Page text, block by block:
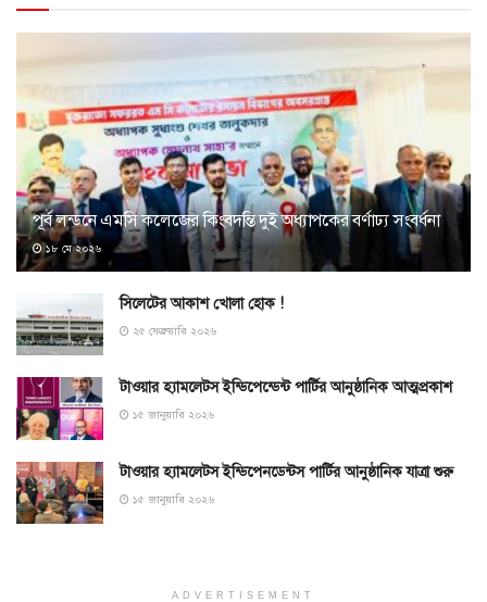
পূর্ব লন্ডনে এমসি কলেজের কিংবদন্তি দুই অধ্যাপকের বর্ণাঢ্য সংবর্ধনা
১৮ মে ২০২৬
সিলেটের আকাশ খোলা হোক !
২৫ ফেব্রুয়ারি ২০২৬
টাওয়ার হ্যামলেটস ইন্ডিপেন্ডেন্ট পার্টির আনুষ্ঠানিক আত্মপ্রকাশ
১৫ জানুয়ারি ২০২৬
টাওয়ার হ্যামলেটস ইন্ডিপেনডেন্টস পার্টির আনুষ্ঠানিক যাত্রা শুরু
১৫ জানুয়ারি ২০২৬
ADVERTISEMENT